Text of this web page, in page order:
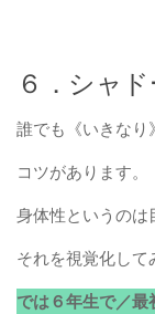
６．シャ
誰でも《いきなり
コツがあります。
身体性というのは
それを視覚化して
では６年生で／